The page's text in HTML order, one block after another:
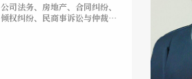
公司法务、房地产、合同纠纷、
倾权纠纷、民商事诉讼与仲裁、